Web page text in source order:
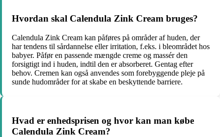
Hvordan skal Calendula Zink Cream bruges?
Calendula Zink Cream kan påføres på områder af huden, der
har tendens til sårdannelse eller irritation, f.eks. i bleområdet hos
babyer. Påfør en passende mængde creme og massér den
forsigtigt ind i huden, indtil den er absorberet. Gentag efter
behov. Cremen kan også anvendes som forebyggende pleje på
sunde hudområder for at skabe en beskyttende barriere.
Hvad er enhedsprisen og hvor kan man købe
Calendula Zink Cream?